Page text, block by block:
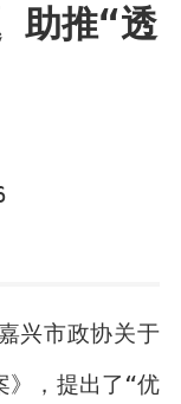
助推“透
兴市政协关于
》，提出了“优